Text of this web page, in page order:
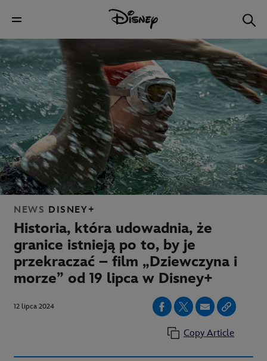
NEWS DISNEY+
Historia, która udowadnia, że
granice istnieją po to, by je
przekraczać – film „Dziewczyna i
morze” od 19 lipca w Disney+
12 lipca 2024
Copy Article